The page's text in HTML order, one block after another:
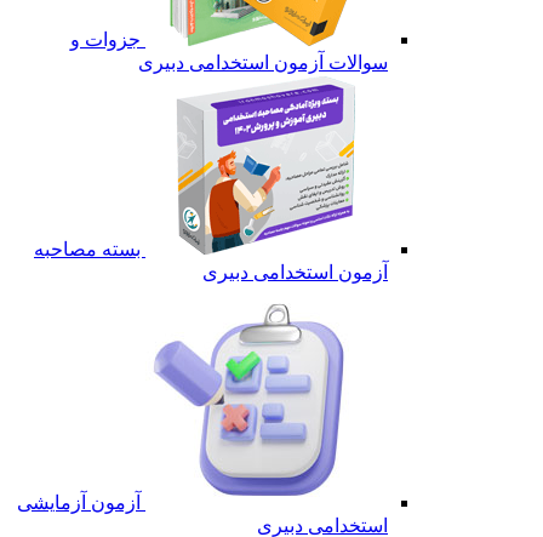
جزوات و
سوالات آزمون استخدامی دبیری
بسته مصاحبه
آزمون استخدامی دبیری
آزمون آزمایشی
استخدامی دبیری